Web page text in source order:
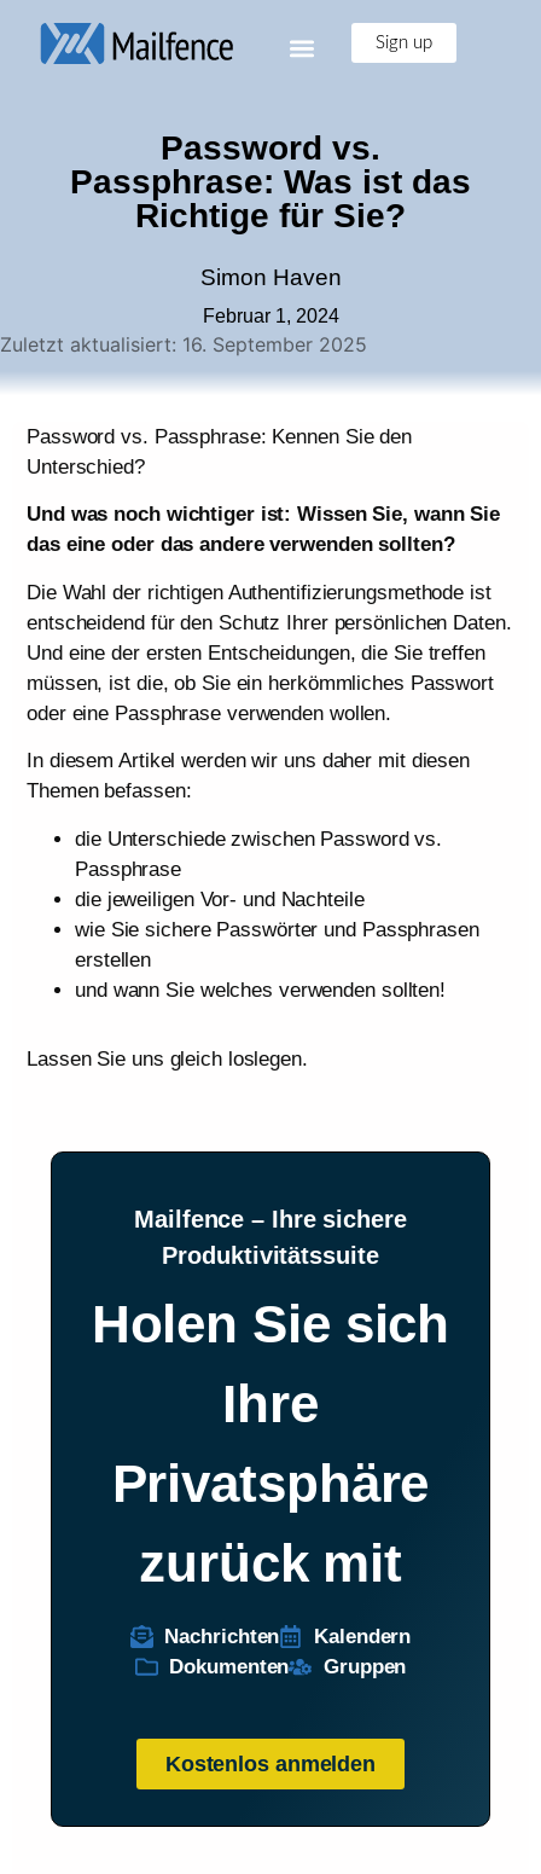
Sign up
Password vs.
Passphrase: Was ist das
Richtige für Sie?
Simon Haven
Februar 1, 2024
Zuletzt aktualisiert: 16. September 2025
Password vs. Passphrase: Kennen Sie den
Unterschied?
Und was noch wichtiger ist: Wissen Sie, wann Sie
das eine oder das andere verwenden sollten?
Die Wahl der richtigen Authentifizierungsmethode ist
entscheidend für den Schutz Ihrer persönlichen Daten.
Und eine der ersten Entscheidungen, die Sie treffen
müssen, ist die, ob Sie ein herkömmliches Passwort
oder eine Passphrase verwenden wollen.
In diesem Artikel werden wir uns daher mit diesen
Themen befassen:
die Unterschiede zwischen Password vs.
Passphrase
die jeweiligen Vor- und Nachteile
wie Sie sichere Passwörter und Passphrasen
erstellen
und wann Sie welches verwenden sollten!
Lassen Sie uns gleich loslegen.
Mailfence – Ihre sichere
Produktivitätssuite
Holen Sie sich
Ihre
Privatsphäre
zurück mit
Nachrichten
Kalendern
Dokumenten
Gruppen
Kostenlos anmelden